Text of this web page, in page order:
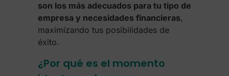
son los más adecuados para tu tipo de
empresa y necesidades financieras,
maximizando tus posibilidades de
éxito.
¿Por qué es el momento